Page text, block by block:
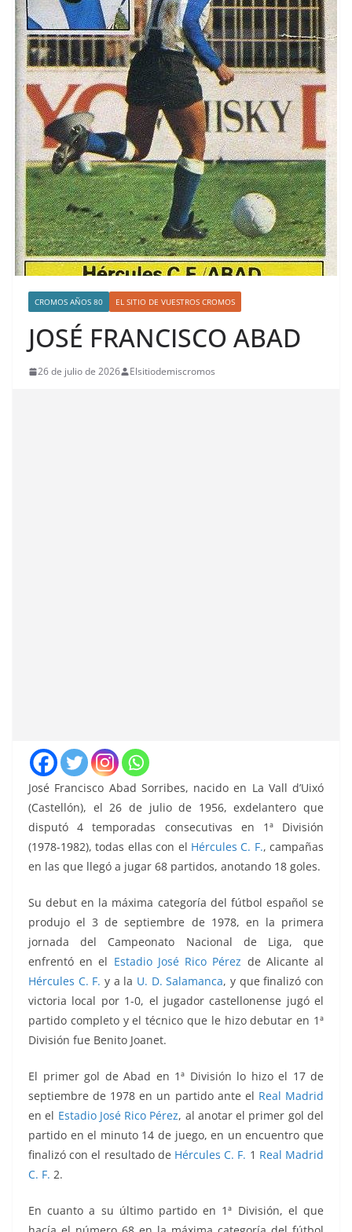
CROMOS AÑOS 80 EL SITIO DE VUESTROS CROMOS
JOSÉ FRANCISCO ABAD
26 de julio de 2026 Elsitiodemiscromos
José Francisco Abad Sorribes, nacido en La Vall d’Uixó
(Castellón), el 26 de julio de 1956, exdelantero que
disputó 4 temporadas consecutivas en 1ª División
(1978-1982), todas ellas con el Hércules C. F., campañas
en las que llegó a jugar 68 partidos, anotando 18 goles.
Su debut en la máxima categoría del fútbol español se
produjo el 3 de septiembre de 1978, en la primera
jornada del Campeonato Nacional de Liga, que
enfrentóen el Estadio José Rico Pérez de Alicante al
Hércules C. F. y a la U. D. Salamanca, y que finalizó con
victoria local por 1-0, el jugador castellonense jugó el
partido completo y el técnico que le hizo debutar en 1ª
División fue Benito Joanet.
El primer gol de Abad en 1ª División lo hizo el 17 de
septiembre de 1978 en un partido ante el Real Madrid
en el Estadio José Rico Pérez, al anotar el primer gol del
partido en el minuto 14 de juego, en un encuentro que
finalizó con el resultado de Hércules C. F. 1 Real Madrid
C. F. 2.
En cuanto a su último partido en 1ª División, el que